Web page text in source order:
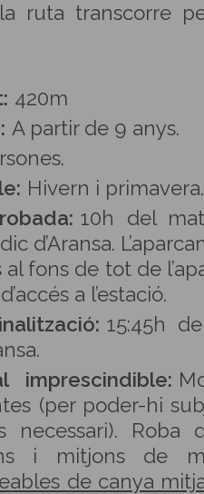
ruta transcorre
420m
A partir de 9 anys.
.
Hivern i primavera.
10h del
d’Aransa.
fons de tot de
a l’estació.
15:45h
imprescindible:
(per poder-hi
Roba
i mitjons de
de canya